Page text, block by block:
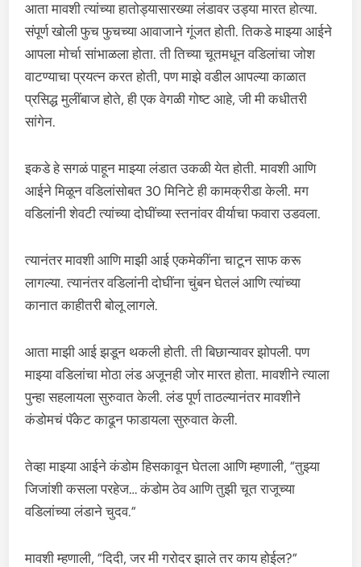
आता मावशी त्यांच्या हातोड्यासारख्या लंडावर उड्या मारत होत्या.
संपूर्ण खोली फुच फुचच्या आवाजाने गूंजत होती. तिकडे माझ्या आईने
आपला मोर्चा सांभाळला होता. ती तिच्या चूतमधून वडिलांचा जोश
वाटण्याचा प्रयत्न करत होती, पण माझे वडील आपल्या काळात
प्रसिद्ध मुलींबाज होते, ही एक वेगळी गोष्ट आहे, जी मी कधीतरी
सांगेन.
इकडे हे सगळं पाहून माझ्या लंडात उकळी येत होती. मावशी आणि
आईने मिळून वडिलांसोबत 30 मिनिटे ही कामक्रीडा केली. मग
वडिलांनी शेवटी त्यांच्या दोघींच्या स्तनांवर वीर्याचा फवारा उडवला.
त्यानंतर मावशी आणि माझी आई एकमेकींना चाटून साफ करू
लागल्या. त्यानंतर वडिलांनी दोघींना चुंबन घेतलं आणि त्यांच्या
कानात काहीतरी बोलू लागले.
आता माझी आई झडून थकली होती. ती बिछान्यावर झोपली. पण
माझ्या वडिलांचा मोठा लंड अजूनही जोर मारत होता. मावशीने त्याला
पुन्हा सहलायला सुरुवात केली. लंड पूर्ण ताठल्यानंतर मावशीने
कंडोमचं पॅकेट काढून फाडायला सुरुवात केली.
तेव्हा माझ्या आईने कंडोम हिसकावून घेतला आणि म्हणाली, “तुझ्या
जिजांशी कसला परहेज… कंडोम ठेव आणि तुझी चूत राजूच्या
वडिलांच्या लंडाने चुदव.”
मावशी म्हणाली, “दिदी, जर मी गरोदर झाले तर काय होईल?”